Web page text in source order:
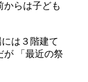
からは子ども
は３階建て
が 「最近の祭